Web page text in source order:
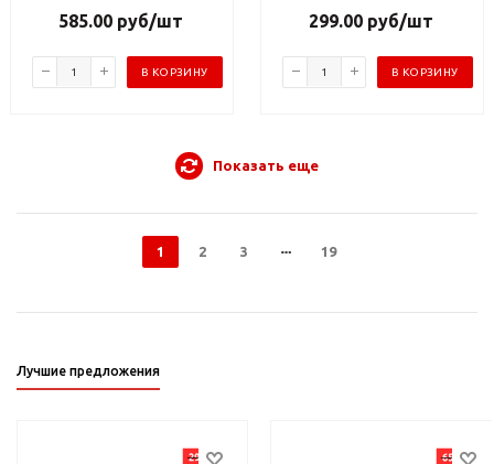
585.00руб/шт
В КОРЗИНУ
299.00руб/шт
В КОРЗИНУ
Показать еще
1 2 3 19
Лучшие предложения